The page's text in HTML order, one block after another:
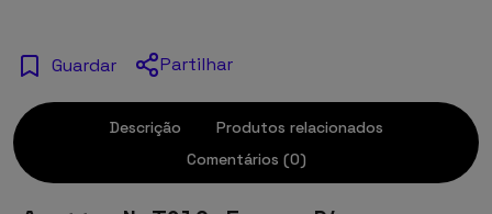
Guardar Partilhar
Descrição
Produtos relacionados
Comentários (0)